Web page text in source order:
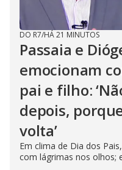
DO R7/HÁ 21 MINUTOS
Passaia e
emocionam
pai e filho:
depois,
volta’
Em clima de Dia dos
com lágrimas nos olhos;